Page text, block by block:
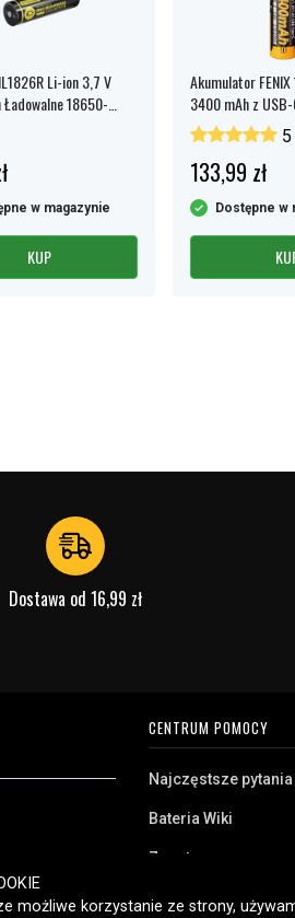
Li-ion 3,7 V
18650-
w magazynie
KUP
Akumulator
3400 mAh z
5
133,99 zł
Dostępne w
Dostawa od 16,99 zł
naszą szeroką
domowego,
CENTRUM POMOCY
Najczęstsze pytania
Bateria Wiki
Zwrot
Klient biznesowy
możliwe korzystanie ze strony,